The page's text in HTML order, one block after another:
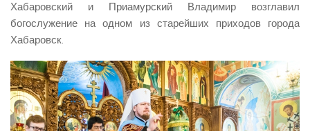
Хабаровский и Приамурский Владимир возглавил
богослужение на одном из старейших приходов города
Хабаровск.